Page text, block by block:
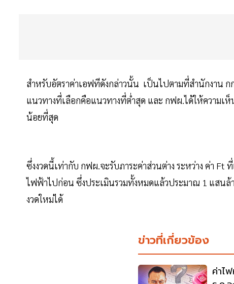
สำหรับอัตราค่าเอฟทีดังกล่าวนั้น เป็นไปตามที่สำนักงาน
แนวทางที่เลือกคือแนวทางที่ต่ำสุด และ กฟผ.ได้ให้ความเ
น้อยที่สุด
ซึ่งงวดนี้เท่ากับ กฟผ.จะรับภาระค่าส่วนต่าง ระหว่าง ค่า
ไฟฟ้าไปก่อน ซึ่งประเมินรวมทั้งหมดแล้วประมาณ 1 แสนล้
งวดใหม่ได้
ข่าวที่เกี่ยวข้อง
ค่าไ